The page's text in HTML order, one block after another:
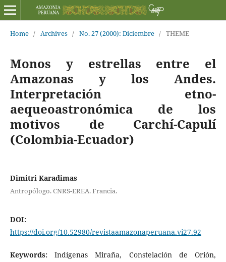
Home / Archives / No. 27 (2000): Diciembre / THEME
Monos y estrellas entre el
Amazonas y los Andes.
Interpretación etno-
aequeoastronómica de los
motivos de Carchí-Capulí
(Colombia-Ecuador)
Dimitri Karadimas
Antropólogo. CNRS-EREA. Francia.
DOI:
https://doi.org/10.52980/revistaamazonaperuana.vi27.92
Keywords:Indígenas Miraña, Constelación de Orión,